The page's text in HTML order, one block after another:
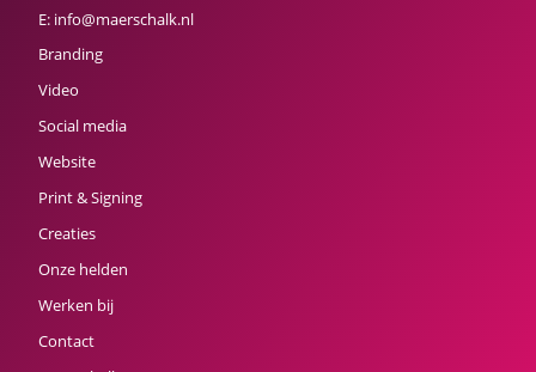
E: info@maerschalk.nl
Branding
Video
Social media
Website
Print & Signing
Creaties
Onze helden
Werken bij
Contact